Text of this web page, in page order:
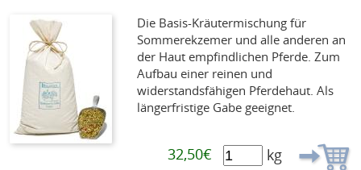
Die Basis-Kräutermischung für
Sommerekzemer und alle anderen an
der Haut empfindlichen Pferde. Zum
Aufbau einer reinen und
widerstandsfähigen Pferdehaut. Als
längerfristige Gabe geeignet.
32,50€ kg